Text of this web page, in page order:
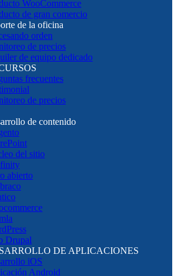
WooCommerce
de gran comercio
de la oficina
orden
de precios
de equipo dedicado
frecuentes
de precios
de contenido
del sitio
abierto
Drupal
DE APLICACIONES
iOS
Android